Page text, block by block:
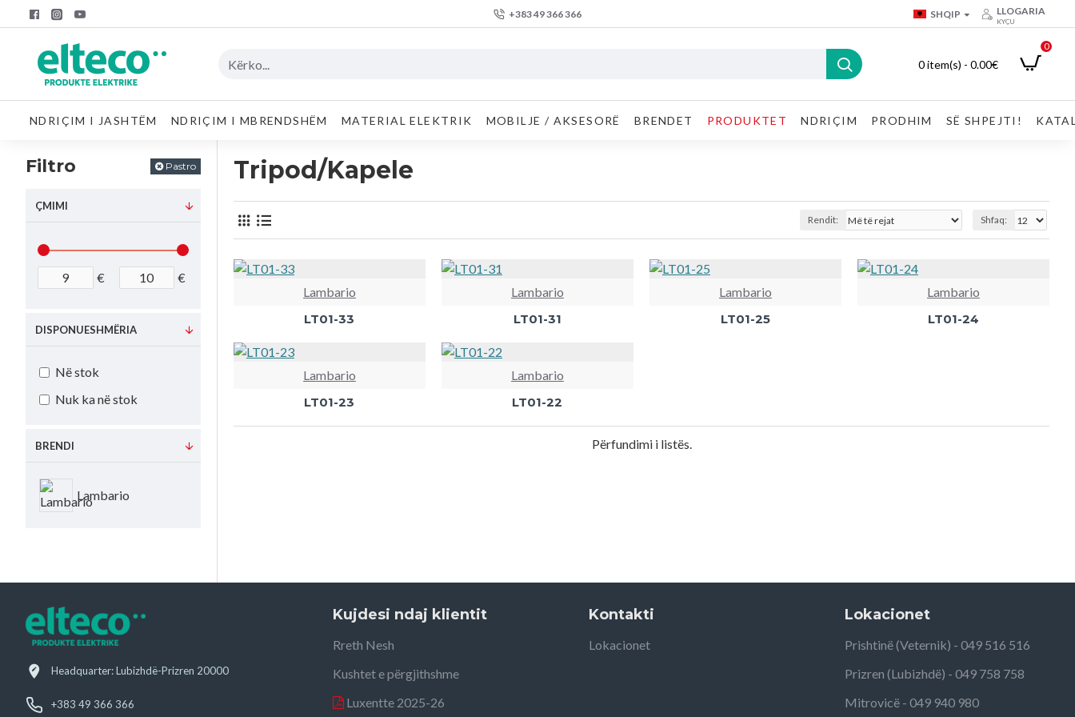
+383 49 366 366 SHQIP LLOGARIA
KYÇU
0 item(s) - 0.00€
0
NDRIÇIM I JASHTËM NDRIÇIM I MBRENDSHËM MATERIAL ELEKTRIK MOBILJE / AKSESORË BRENDET PRODUKTET NDRIÇIM PRODHIM SË SHPEJTI!
Filtro Pastro
ÇMIMI
€ €
BRENDI
Lambario
DISPONUESHMËRIA
Në stok
Nuk ka në stok
Tripod/Kapele
Rendit: Shfaq:
Lambario
LT01-33
Lambario
LT01-31
Lambario
LT01-25
Lambario
LT01-24
Lambario
LT01-23
Lambario
LT01-22
Përfundimi i listës.
Headquarter: Lubizhdë-Prizren 20000
+383 49 366 366
Kujdesi ndaj klientit
Rreth Nesh
Kushtet e përgjithshme
Luxentte 2025-26
Kontakti
Lokacionet
Lokacionet
Prishtinë (Veternik) - 049 516 516
Prizren (Lubizhdë) - 049 758 758
Mitrovicë - 049 940 980